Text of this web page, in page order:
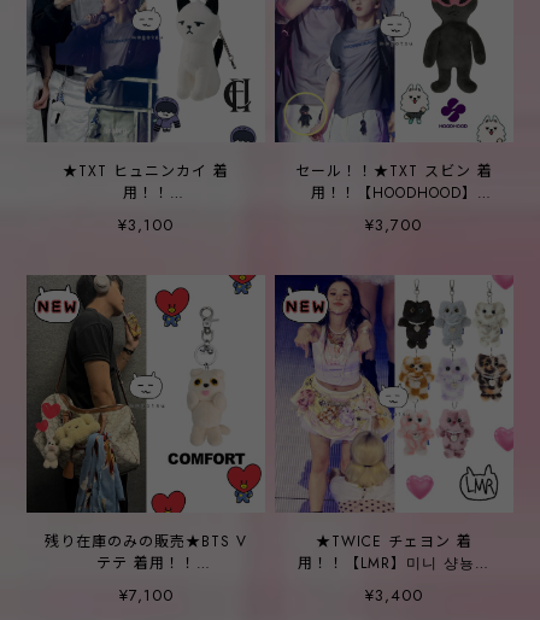
★TXT ヒュニンカイ 着
用！！
【EXPRESSHOLIDAY】
Boring Cat Keyring
¥3,100
セール！！★TXT スビン 着
用！！【HOODHOOD】
Alien keyring
¥3,700
残り在庫のみの販売★BTS V
テテ 着用！！
【COMFORT】MUNK Key
Ring Ivory
¥7,100
★TWICE チェヨン 着
用！！【LMR】미니 샹뇽이
키링 - 8COLOR
¥3,400